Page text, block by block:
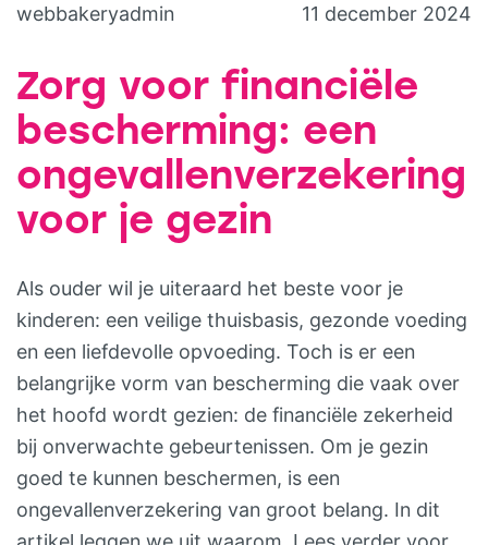
webbakeryadmin 11 december 2024
Zorg voor financiële
bescherming: een
ongevallenverzekering
voor je gezin
Als ouder wil je uiteraard het beste voor je
kinderen: een veilige thuisbasis, gezonde voeding
en een liefdevolle opvoeding. Toch is er een
belangrijke vorm van bescherming die vaak over
het hoofd wordt gezien: de financiële zekerheid
bij onverwachte gebeurtenissen. Om je gezin
goed te kunnen beschermen, is een
ongevallenverzekering van groot belang. In dit